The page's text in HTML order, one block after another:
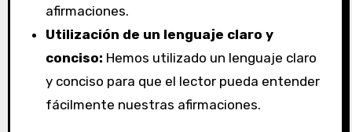
afirmaciones.
Utilización de un lenguaje claro y
conciso: Hemos utilizado un lenguaje claro
y conciso para que el lector pueda entender
fácilmente nuestras afirmaciones.